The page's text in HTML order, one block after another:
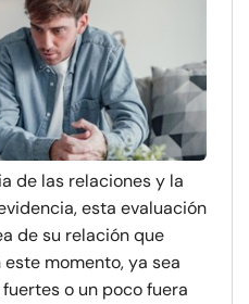
de las relaciones y la
esta evaluación
de su relación que
momento, ya sea
o un poco fuera